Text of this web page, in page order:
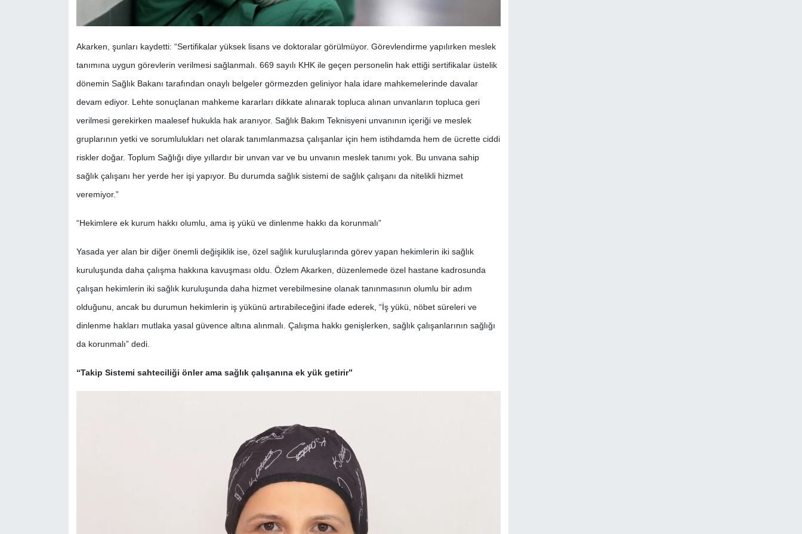
Akarken, şunları kaydetti: “Sertifikalar yüksek lisans ve doktoralar görülmüyor. Görevlendirme yapılırken meslek
tanımına uygun görevlerin verilmesi sağlanmalı. 669 sayılı KHK ile geçen personelin hak ettiği sertifikalar üstelik
dönemin Sağlık Bakanı tarafından onaylı belgeler görmezden geliniyor hala idare mahkemelerinde davalar
devam ediyor. Lehte sonuçlanan mahkeme kararları dikkate alınarak topluca alınan unvanların topluca geri
verilmesi gerekirken maalesef hukukla hak aranıyor. Sağlık Bakım Teknisyeni unvanının içeriği ve meslek
gruplarının yetki ve sorumlulukları net olarak tanımlanmazsa çalışanlar için hem istihdamda hem de ücrette ciddi
riskler doğar. Toplum Sağlığı diye yıllardır bir unvan var ve bu unvanın meslek tanımı yok. Bu unvana sahip
sağlık çalışanı her yerde her işi yapıyor. Bu durumda sağlık sistemi de sağlık çalışanı da nitelikli hizmet
veremiyor.”
“Hekimlere ek kurum hakkı olumlu, ama iş yükü ve dinlenme hakkı da korunmalı”
Yasada yer alan bir diğer önemli değişiklik ise, özel sağlık kuruluşlarında görev yapan hekimlerin iki sağlık
kuruluşunda daha çalışma hakkına kavuşması oldu. Özlem Akarken, düzenlemede özel hastane kadrosunda
çalışan hekimlerin iki sağlık kuruluşunda daha hizmet verebilmesine olanak tanınmasının olumlu bir adım
olduğunu, ancak bu durumun hekimlerin iş yükünü artırabileceğini ifade ederek, “İş yükü, nöbet süreleri ve
dinlenme hakları mutlaka yasal güvence altına alınmalı. Çalışma hakkı genişlerken, sağlık çalışanlarının sağlığı
da korunmalı” dedi.
“Takip Sistemi sahteciliği önler ama sağlık çalışanına ek yük getirir”